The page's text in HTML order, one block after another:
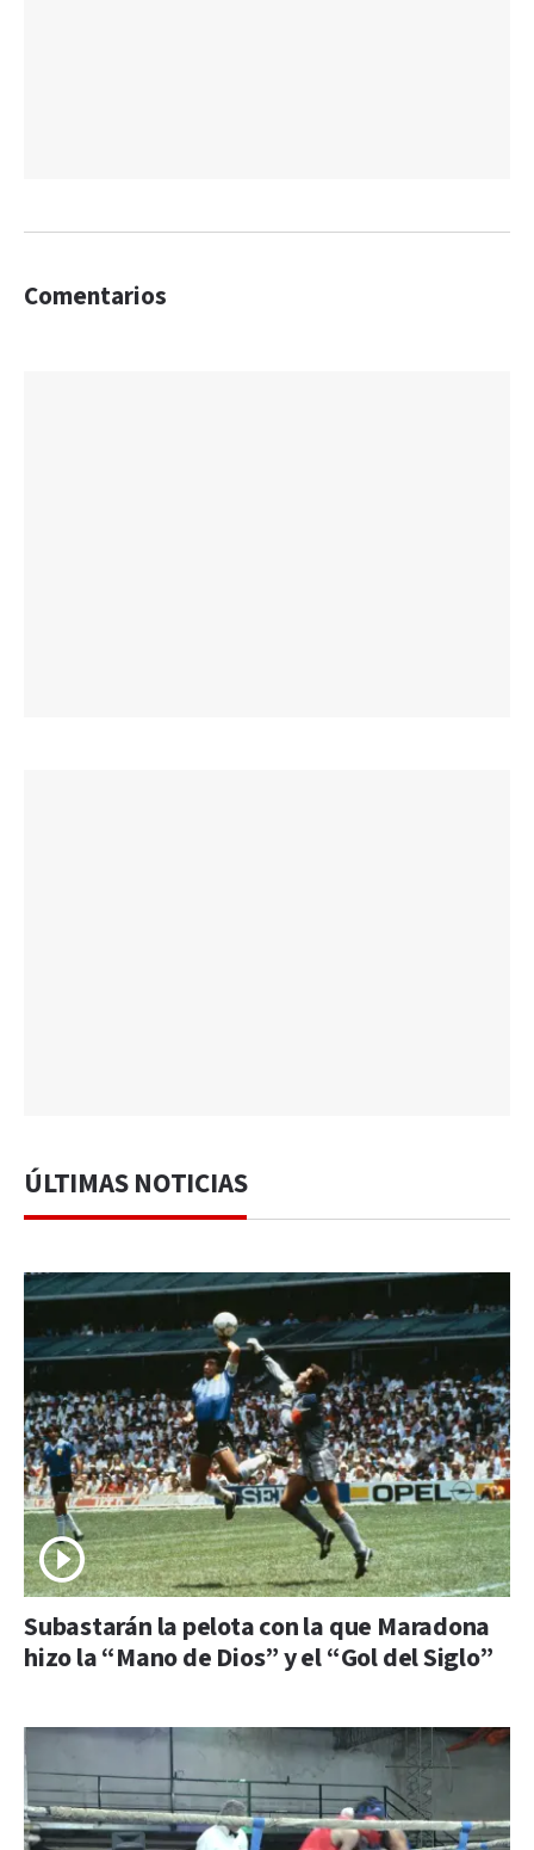
Comentarios
ÚLTIMAS NOTICIAS
Subastarán la pelota con la que Maradona
hizo la “Mano de Dios” y el “Gol del Siglo”